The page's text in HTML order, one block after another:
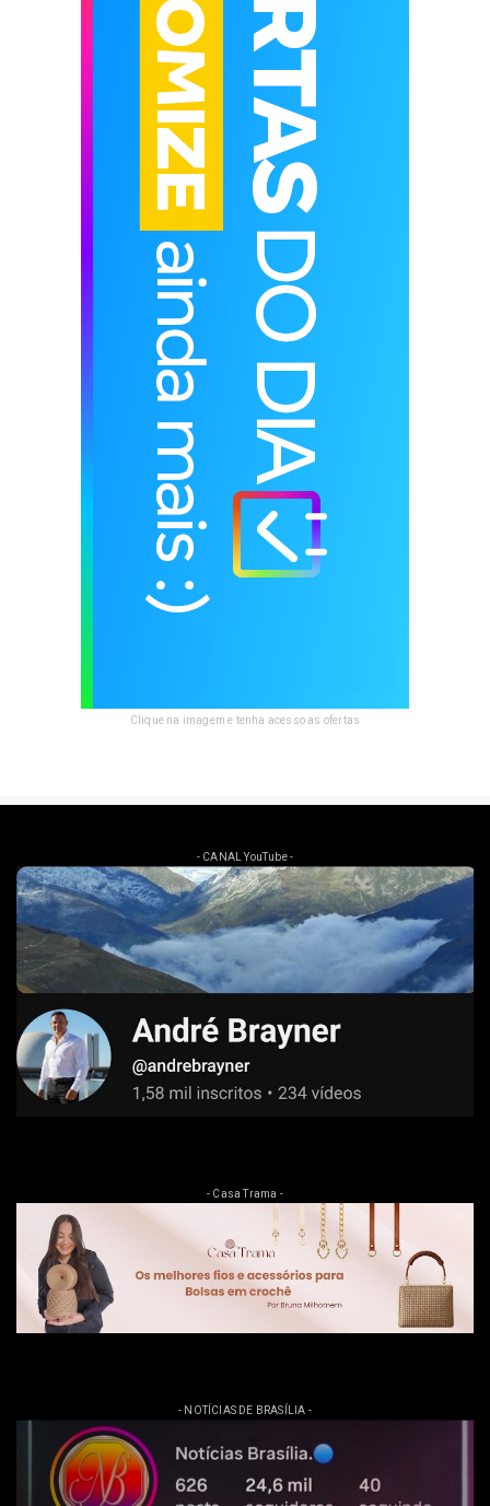
Clique na imagem e tenha acesso as ofertas
- CANAL YouTube -
- Casa Trama -
- NOTÍCIAS DE BRASÍLIA -